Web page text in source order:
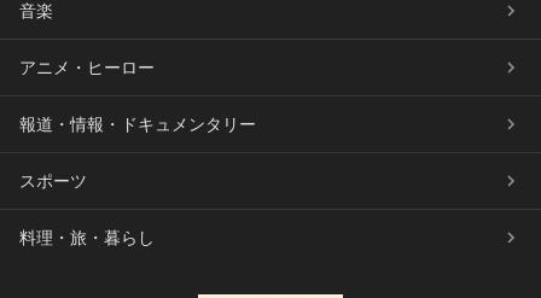
音楽
アニメ・ヒーロー
報道・情報・ドキュメンタリー
スポーツ
料理・旅・暮らし